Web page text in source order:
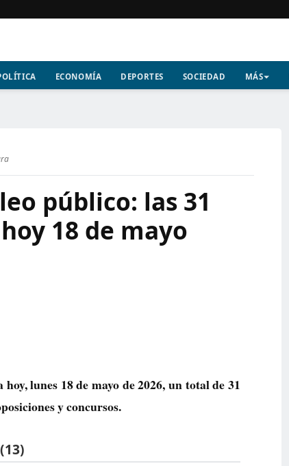
ECONOMÍA DEPORTES SOCIEDAD MÁS
público: las 31
18 de mayo
lunes 18 de mayo de 2026, un total de31
y concursos.